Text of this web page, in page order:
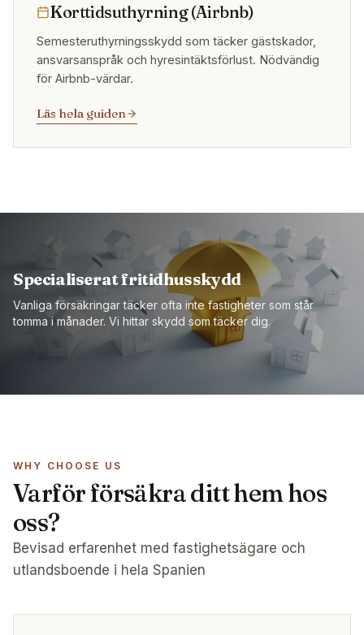
Korttidsuthyrning (Airbnb)
Semesteruthyrningsskydd som täcker gästskador,
ansvarsanspråk och hyresintäktsförlust. Nödvändig
för Airbnb-värdar.
Läs hela guiden
Specialiserat fritidhusskydd
Vanliga försäkringar täcker ofta inte fastigheter som står
tomma i månader. Vi hittar skydd som täcker dig.
WHY CHOOSE US
Varför försäkra ditt hem hos
oss?
Bevisad erfarenhet med fastighetsägare och
utlandsboende i hela Spanien